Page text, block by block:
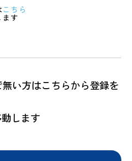
こちら
す
い方はこちらから登録を
します